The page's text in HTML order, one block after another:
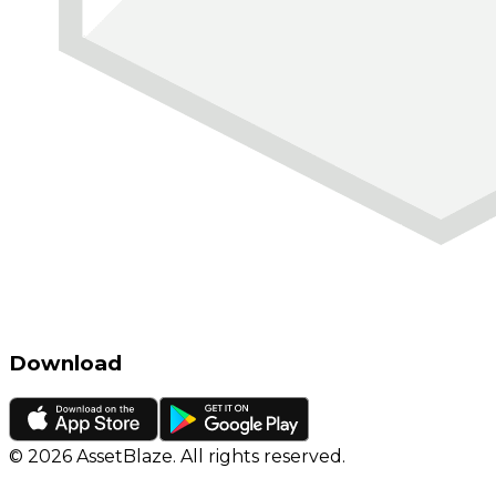
Download
© 2026 AssetBlaze. All rights reserved.